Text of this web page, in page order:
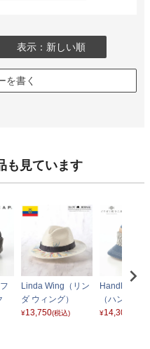
表示：新しい順
を書く
も見ています
Linda Wing（リン
ダ ウィング）
¥13,750(税込)
Handloom
（ハンドル
ール） ブル
¥14,300